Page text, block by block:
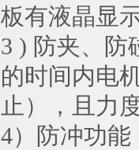
板有液晶显
3 ) 防夹、防
的时间内电
止），且力
4）防冲功